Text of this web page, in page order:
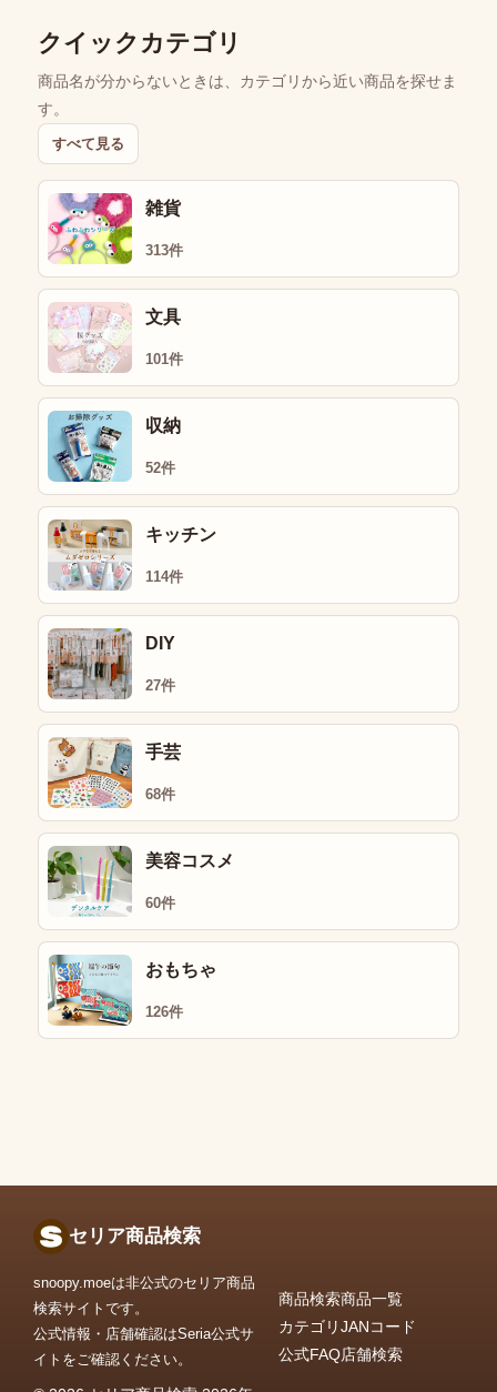
クイックカテゴリ
商品名が分からないときは、カテゴリから近い商品を探せま
す。
すべて見る
雑貨
313件
文具
101件
収納
52件
キッチン
114件
DIY
27件
手芸
68件
美容コスメ
60件
おもちゃ
126件
セリア商品検索
snoopy.moeは非公式のセリア商品
検索サイトです。
公式情報・店舗確認はSeria公式サ
イトをご確認ください。
商品検索商品一覧
カテゴリJANコード
公式FAQ店舗検索